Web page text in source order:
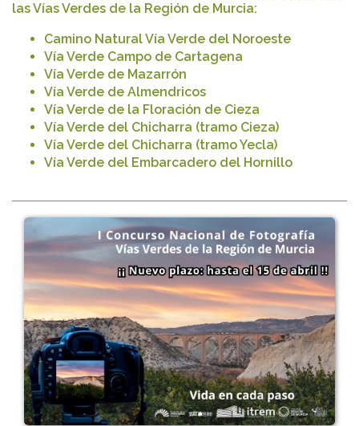
las Vías Verdes de la Región de Murcia:
Camino Natural Vía Verde del Noroeste
Vía Verde Campo de Cartagena
Vía Verde de Mazarrón
Vía Verde de Almendricos
Vía Verde de la Floración de Cieza
Vía Verde del Chicharra (tramo Cieza)
Vía Verde del Chicharra (tramo Yecla)
Vía Verde del Embarcadero del Hornillo